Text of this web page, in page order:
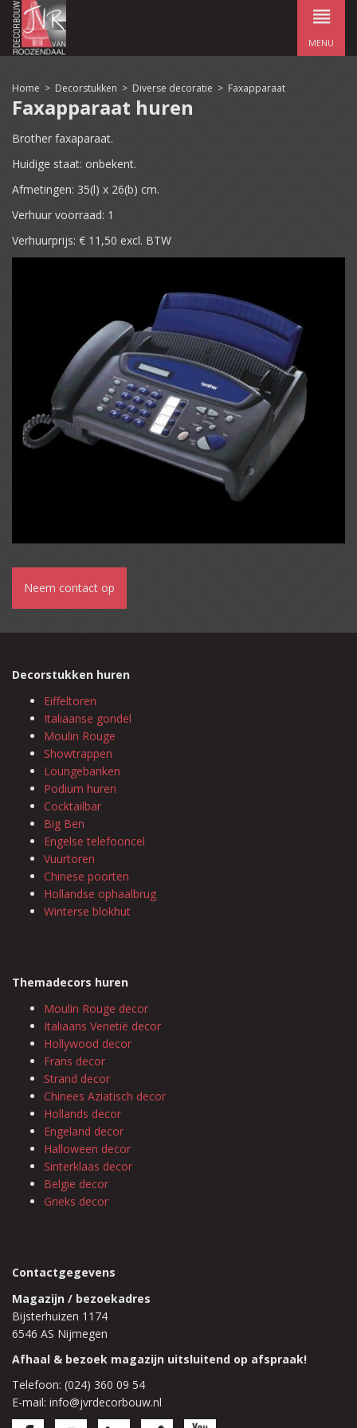
MENU
Home > Decorstukken > Diverse decoratie > Faxapparaat
Faxapparaat huren
Brother faxaparaat.
Huidige staat: onbekent.
Afmetingen: 35(l) x 26(b) cm.
Verhuur voorraad: 1
Verhuurprijs: € 11,50 excl. BTW
Neem contact op
Decorstukken huren
Eiffeltoren
Italiaanse gondel
Moulin Rouge
Showtrappen
Loungebanken
Podium huren
Cocktailbar
Big Ben
Engelse telefooncel
Vuurtoren
Chinese poorten
Hollandse ophaalbrug
Winterse blokhut
Themadecors huren
Moulin Rouge decor
Italiaans Venetië decor
Hollywood decor
Frans decor
Strand decor
Chinees Aziatisch decor
Hollands decor
Engeland decor
Halloween decor
Sinterklaas decor
Belgie decor
Grieks decor
Contactgegevens
Magazijn / bezoekadres
Bijsterhuizen 1174
6546 AS Nijmegen
Afhaal & bezoek magazijn uitsluitend op afspraak!
Telefoon: (024) 360 09 54
E-mail: info@jvrdecorbouw.nl